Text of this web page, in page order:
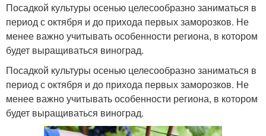
Посадкой культуры осенью целесообразно заниматься в
период с октября и до прихода первых заморозков. Не
менее важно учитывать особенности региона, в котором
будет выращиваться виноград.
Посадкой культуры осенью целесообразно заниматься в
период с октября и до прихода первых заморозков. Не
менее важно учитывать особенности региона, в котором
будет выращиваться виноград.